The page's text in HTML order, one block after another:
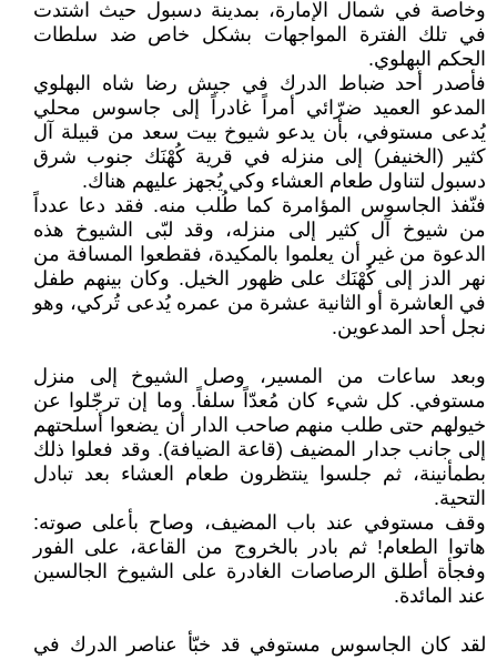
وخاصة في شمال الإمارة، بمدينة دسبول حيث اشتدت
في تلك الفترة المواجهات بشكل خاص ضد سلطات
الحكم البهلوي.
فأصدر أحد ضباط الدرك في جيش رضا شاه البهلوي
المدعو العميد ضرّائي أمراً غادراً إلى جاسوس محلي
يُدعى مستوفي، بأن يدعو شيوخ بيت سعد من قبيلة آل
كثير (الخنيفر) إلى منزله في قرية كُهْنَك جنوب شرق
دسبول لتناول طعام العشاء وكي يُجهز عليهم هناك.
فنّفذ الجاسوس المؤامرة كما طُلب منه. فقد دعا عدداً
من شيوخ آل كثير إلى منزله، وقد لبّى الشيوخ هذه
الدعوة من غير أن يعلموا بالمكيدة، فقطعوا المسافة من
نهر الدز إلى كُهْنَك على ظهور الخيل. وكان بينهم طفل
في العاشرة أو الثانية عشرة من عمره يُدعى تُركي، وهو
نجل أحد المدعوين.
وبعد ساعات من المسير، وصل الشيوخ إلى منزل
مستوفي. كل شيء كان مُعدّاً سلفاً. وما إن ترجّلوا عن
خيولهم حتى طلب منهم صاحب الدار أن يضعوا أسلحتهم
إلى جانب جدار المضيف (قاعة الضيافة). وقد فعلوا ذلك
بطمأنينة، ثم جلسوا ينتظرون طعام العشاء بعد تبادل
التحية.
وقف مستوفي عند باب المضيف، وصاح بأعلى صوته:
هاتوا الطعام! ثم بادر بالخروج من القاعة، على الفور
وفجأة أطلق الرصاصات الغادرة على الشيوخ الجالسين
عند المائدة.
لقد كان الجاسوس مستوفي قد خبّأ عناصر الدرك في